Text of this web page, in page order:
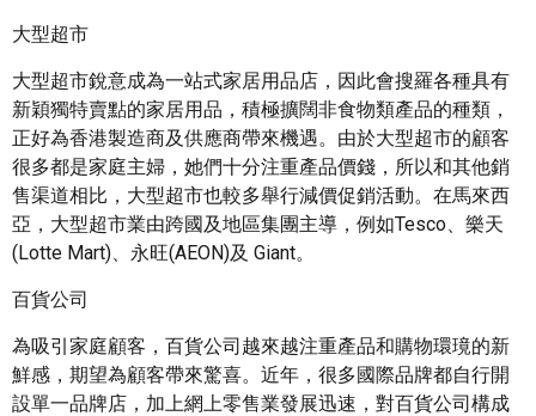
大型超市
大型超市銳意成為一站式家居用品店，因此會搜羅各種具有
新穎獨特賣點的家居用品，積極擴闊非食物類產品的種類，
正好為香港製造商及供應商帶來機遇。由於大型超市的顧客
很多都是家庭主婦，她們十分注重產品價錢，所以和其他銷
售渠道相比，大型超市也較多舉行減價促銷活動。在馬來西
亞，大型超市業由跨國及地區集團主導，例如Tesco、樂天
(Lotte Mart)、永旺(AEON)及 Giant。
百貨公司
為吸引家庭顧客，百貨公司越來越注重產品和購物環璄的新
鮮感，期望為顧客帶來驚喜。近年，很多國際品牌都自行開
設單一品牌店，加上網上零售業發展迅速，對百貨公司構成